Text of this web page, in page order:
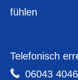
fühlen
Telefonisch
06043